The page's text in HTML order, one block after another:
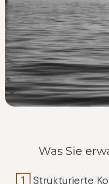
Was Sie
Strukturierte